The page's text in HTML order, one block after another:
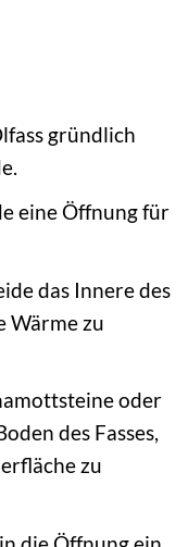
gründlich
eine Öffnung für
das Innere des
Wärme zu
oder
des Fasses,
zu